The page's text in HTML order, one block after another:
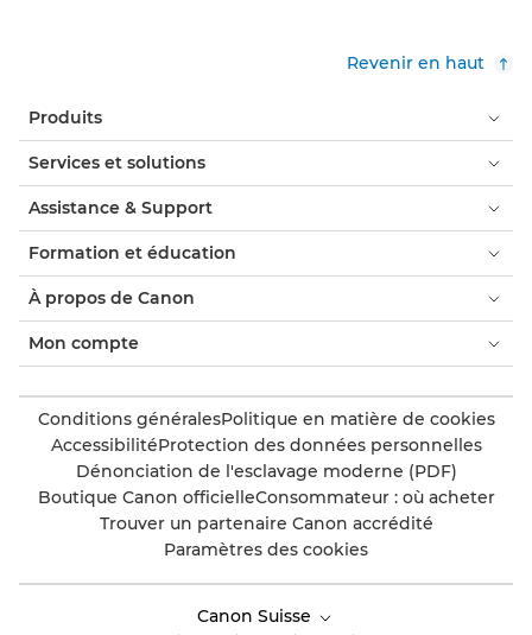
Revenir en haut
Produits
Services et solutions
Assistance & Support
Formation et éducation
À propos de Canon
Mon compte
Conditions généralesPolitique en matière de cookies
AccessibilitéProtection des données personnelles
Dénonciation de l'esclavage moderne (PDF)
Boutique Canon officielleConsommateur : où acheter
Trouver un partenaire Canon accrédité
Paramètres des cookies
Canon Suisse